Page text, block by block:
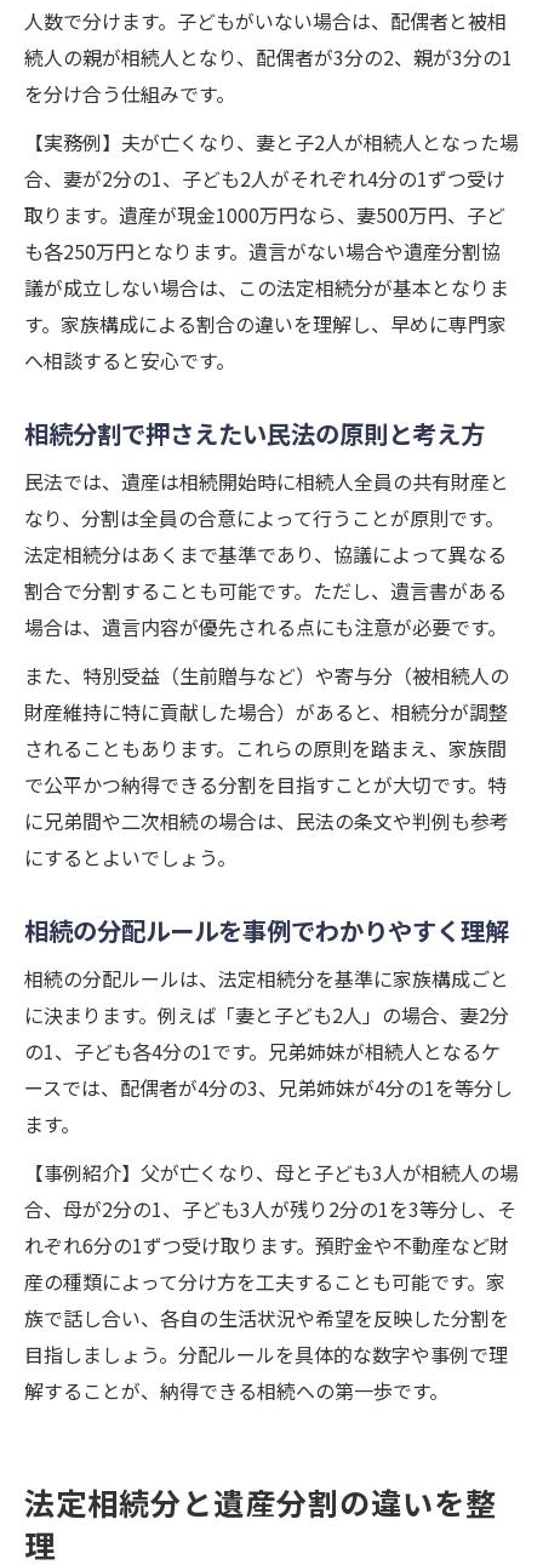
相続分割後の登記や届け出に必要な対応と
は
人数で分けます。子どもがいない場合は、配偶者と被相
続人の親が相続人となり、配偶者が3分の2、親が3分の1
を分け合う仕組みです。
【実務例】夫が亡くなり、妻と子2人が相続人となった場
合、妻が2分の1、子ども2人がそれぞれ4分の1ずつ受け
取ります。遺産が現金1000万円なら、妻500万円、子ど
も各250万円となります。遺言がない場合や遺産分割協
議が成立しない場合は、この法定相続分が基本となりま
す。家族構成による割合の違いを理解し、早めに専門家
へ相談すると安心です。
相続分割で押さえたい民法の原則と考え方
民法では、遺産は相続開始時に相続人全員の共有財産と
なり、分割は全員の合意によって行うことが原則です。
法定相続分はあくまで基準であり、協議によって異なる
割合で分割することも可能です。ただし、遺言書がある
場合は、遺言内容が優先される点にも注意が必要です。
また、特別受益（生前贈与など）や寄与分（被相続人の
財産維持に特に貢献した場合）があると、相続分が調整
されることもあります。これらの原則を踏まえ、家族間
で公平かつ納得できる分割を目指すことが大切です。特
に兄弟間や二次相続の場合は、民法の条文や判例も参考
にするとよいでしょう。
相続の分配ルールを事例でわかりやすく理解
相続の分配ルールは、法定相続分を基準に家族構成ごと
に決まります。例えば「妻と子ども2人」の場合、妻2分
の1、子ども各4分の1です。兄弟姉妹が相続人となるケ
ースでは、配偶者が4分の3、兄弟姉妹が4分の1を等分し
ます。
【事例紹介】父が亡くなり、母と子ども3人が相続人の場
合、母が2分の1、子ども3人が残り2分の1を3等分し、そ
れぞれ6分の1ずつ受け取ります。預貯金や不動産など財
産の種類によって分け方を工夫することも可能です。家
族で話し合い、各自の生活状況や希望を反映した分割を
目指しましょう。分配ルールを具体的な数字や事例で理
解することが、納得できる相続への第一歩です。
法定相続分と遺産分割の違いを整
理